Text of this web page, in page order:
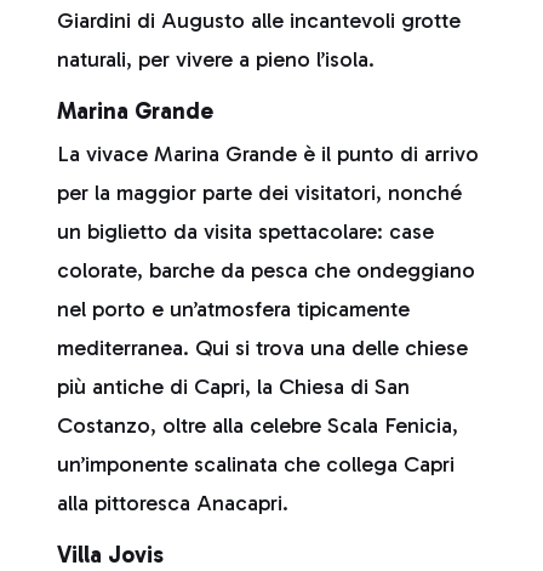
Giardini di Augusto alle incantevoli grotte
naturali, per vivere a pieno l’isola.
Marina Grande
La vivace Marina Grande è il punto di arrivo
per la maggior parte dei visitatori, nonché
un biglietto da visita spettacolare: case
colorate, barche da pesca che ondeggiano
nel porto e un’atmosfera tipicamente
mediterranea. Qui si trova una delle chiese
più antiche di Capri, la Chiesa di San
Costanzo, oltre alla celebre Scala Fenicia,
un’imponente scalinata che collega Capri
alla pittoresca Anacapri.
Villa Jovis